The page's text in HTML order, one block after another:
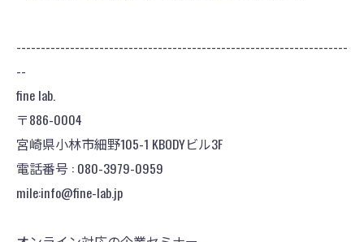
--------------------------------------------------------------------
--
fine lab.
〒886-0004
宮崎県小林市細野105-1 KBODYビル3F
電話番号 : 080-3979-0959
mile:info@fine-lab.jp